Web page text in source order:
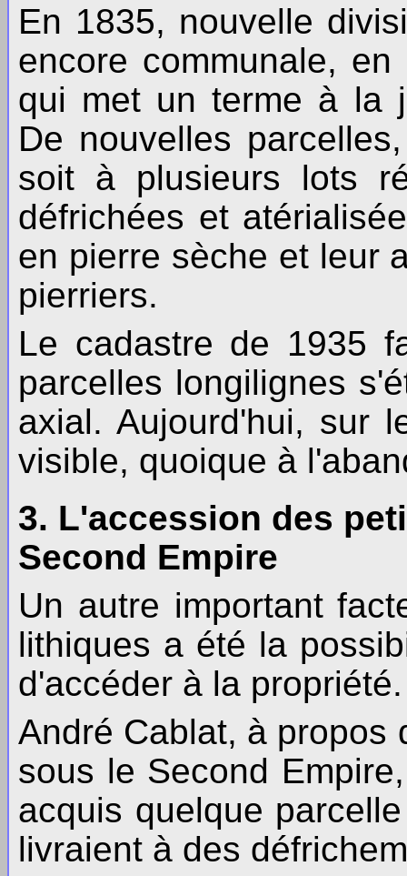
En 1835, nouvelle
encore communale,
qui met un terme à la
De nouvelles
soit à plusieurs lots
défrichées et
en pierre sèche et leur
pierriers.
Le cadastre de 1935
parcelles longilignes
axial. Aujourd'hui, sur
visible, quoique à
3. L'accession des
Second Empire
Un autre important
lithiques a été la
d'accéder à la propriété.
André Cablat, à propos
sous le Second
acquis quelque
livraient à des